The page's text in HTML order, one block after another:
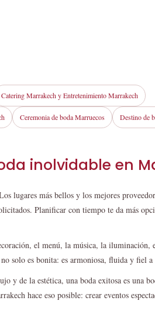
Catering Marrakech y Entretenimiento Marrakech
Ceremonia de boda Marruecos Destino de
inolvidable en
lugares más bellos y los mejores
Planificar con tiempo te da más
el menú, la música, la
solo es bonita: es armoniosa, fluida y fiel
y de la estética, una boda exitosa es una
hace eso posible: crear eventos